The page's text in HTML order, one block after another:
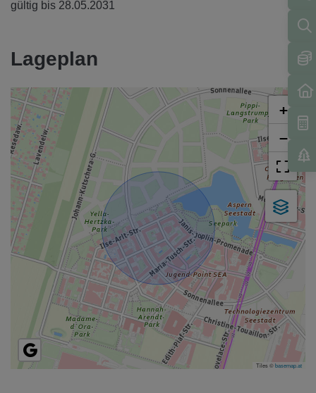
gültig bis 28.05.2031
Lageplan
+
−
Tiles ©basemap.at